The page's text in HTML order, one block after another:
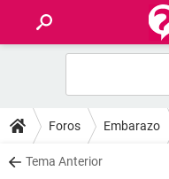
FOROS
SALUD
Foros Embarazo
Tema Anterior